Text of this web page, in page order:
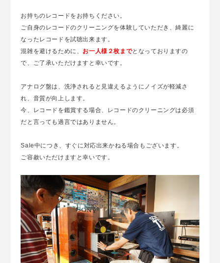
お持ちのレコードをお持ちください。
ご自身のレコードのクリーニングを体験していただき、綺麗に
なったレコードを試聴出来ます。
混雑を避けるために、 お一人様２枚までとなっておりますの
で、ご了承いただけますと幸いです。
アナログ盤は、洗浄されると見違えるようにノイズが軽減さ
れ、音質が向上します。
今、レコードを鑑賞する場合、レコードのクリーニングは必須
だと言っても過言ではありません。
Sale中につき、すぐに対応出来かねる場合もございます。
ご容赦いただけますと幸いです。